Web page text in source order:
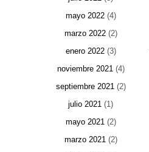
mayo 2022(4)
marzo 2022(2)
enero 2022(3)
noviembre 2021(4)
septiembre 2021(2)
julio 2021 (1)
mayo 2021(2)
marzo 2021(2)